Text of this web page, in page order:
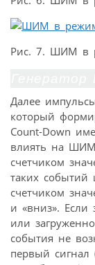
Рис. 7. ШИМ в
Далее
который
Count-Down
влиять на ШИМ-
счетчиком
таких событий
счетчиком
и «вниз».
или
события не
первый сигнал